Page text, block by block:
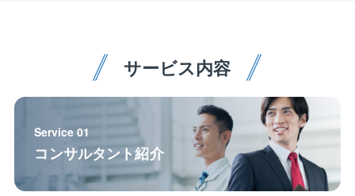
ン層どなたでも馴染みやすい環境です。
また、社内の風通しも良いため、一人一人の意見を聞
【魅力ポイント】
■残業時間少ない（月平均10h程度）
■転勤なし
■風通しが良いため離職率も非常に低いです。
サービス内容
Service 01
コンサルタント紹介